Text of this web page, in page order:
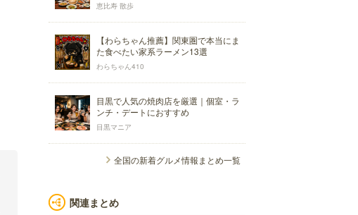
恵比寿 散歩
【わらちゃん推薦】関東圏で本当にま
た食べたい家系ラーメン13選
わらちゃん410
目黒で人気の焼肉店を厳選｜個室・ラ
ンチ・デートにおすすめ
目黒マニア
全国の新着グルメ情報まとめ一覧
関連まとめ